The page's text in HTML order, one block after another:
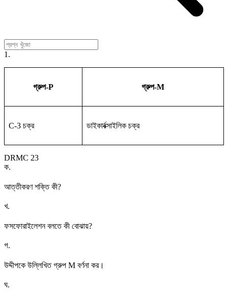
1.
গ্রুপ-P গ্রুপ-M
C-3 চক্র ডাইকার্বক্সাইলিক চক্র
DRMC 23
ক.
আত্তীকরণ শক্তি কী?
খ.
ফসফোরাইলেশন বলতে কী বোঝায়?
গ.
উদ্দীপকে উল্লিখিত গ্রুপ M বর্ণনা কর।
ঘ.